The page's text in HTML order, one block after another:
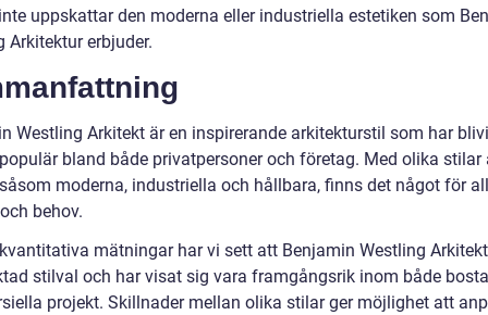
uppskattar den moderna eller industriella estetiken som
Arkitektur erbjuder.
Westling Arkitekt är en inspirerande arkitekturstil som har
bland både privatpersoner och företag. Med olika stilar
moderna, industriella och hållbara, finns det något för
behov.
mätningar har vi sett att Benjamin Westling
stilval och har visat sig vara framgångsrik inom både
projekt. Skillnader mellan olika stilar ger möjlighet att